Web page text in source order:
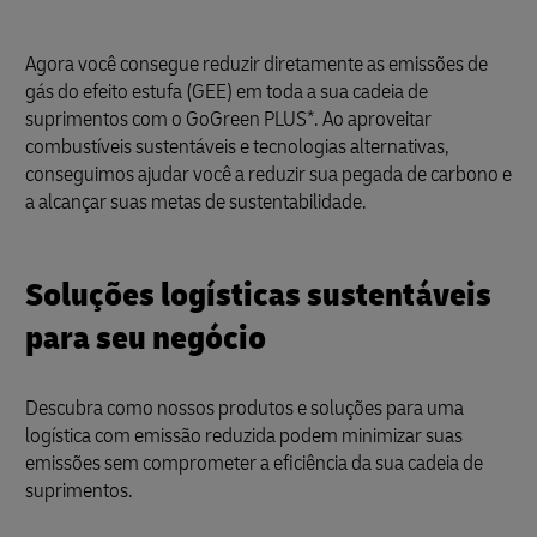
Agora você consegue reduzir diretamente as emissões de
gás do efeito estufa (GEE) em toda a sua cadeia de
suprimentos com o GoGreen PLUS*. Ao aproveitar
combustíveis sustentáveis e tecnologias alternativas,
conseguimos ajudar você a reduzir sua pegada de carbono e
a alcançar suas metas de sustentabilidade.
Soluções logísticas sustentáveis
para seu negócio
Descubra como nossos produtos e soluções para uma
logística com emissão reduzida podem minimizar suas
emissões sem comprometer a eficiência da sua cadeia de
suprimentos.